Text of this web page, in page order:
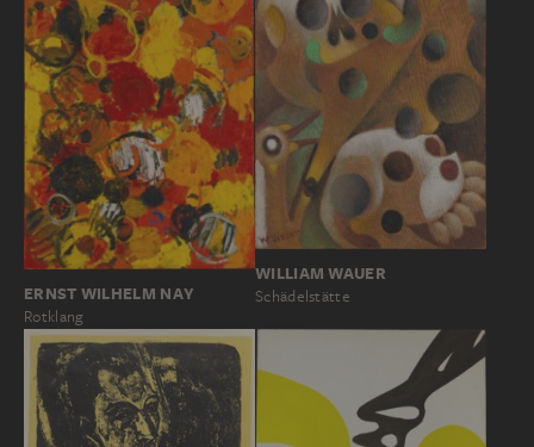
ERNST WILHELM NAY
Rotklang
WILLIAM WAUER
Schädelstätte